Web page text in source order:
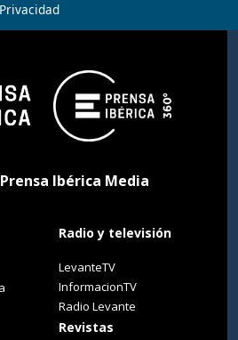
Ibérica Media
Radio y televisión
LevanteTV
InformacionTV
Radio Levante
Revistas